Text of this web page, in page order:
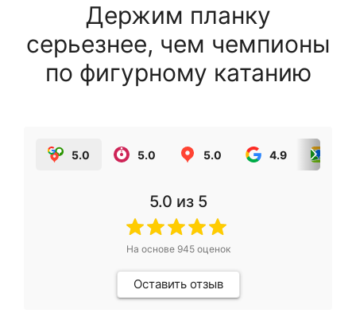
Держим планку
серьезнее, чем чемпионы
по фигурному катанию
5.0 5.0 5.0 4.9
5.0 из 5
На основе 945оценок
Оставить отзыв